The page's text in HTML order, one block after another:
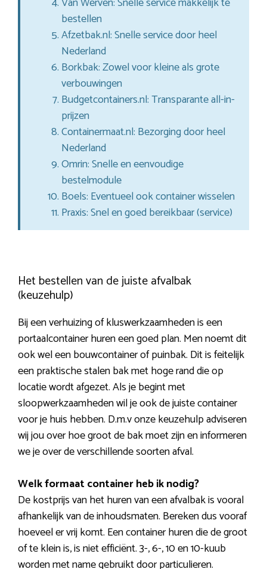
bestellen
Afzetbak.nl: Snelle service door heel
Nederland
Borkbak: Zowel voor kleine als grote
verbouwingen
Budgetcontainers.nl: Transparante all-in-
prijzen
Containermaat.nl: Bezorging door heel
Nederland
Omrin: Snelle en eenvoudige
bestelmodule
Boels: Eventueel ook container wisselen
Praxis: Snel en goed bereikbaar (service)
Het bestellen van de juiste afvalbak
(keuzehulp)
Bij een verhuizing of kluswerkzaamheden is een
portaalcontainer huren een goed plan. Men noemt dit
ook wel een bouwcontainer of puinbak. Dit is feitelijk
een praktische stalen bak met hoge rand die op
locatie wordt afgezet. Als je begint met
sloopwerkzaamheden wil je ook de juiste container
voor je huis hebben. D.m.v onze keuzehulp adviseren
wij jou over hoe groot de bak moet zijn en informeren
we je over de verschillende soorten afval.
Welk formaat container heb ik nodig?
De kostprijs van het huren van een afvalbak is vooral
afhankelijk van de inhoudsmaten. Bereken dus vooraf
hoeveel er vrij komt. Een container huren die de groot
of te klein is, is niet efficiënt. 3-, 6-, 10 en 10-kuub
worden met name gebruikt door particulieren.